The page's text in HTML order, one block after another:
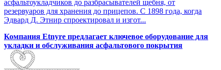
асфальтоукладчиков до разбрасывателей щебня, от
резервуаров для хранения до прицепов. С 1898 года, когда
Эдвард Д. Этнир спроектировал и изгот...
Компания Etnyre предлагает ключевое оборудование для
укладки и обслуживания асфальтового покрытия